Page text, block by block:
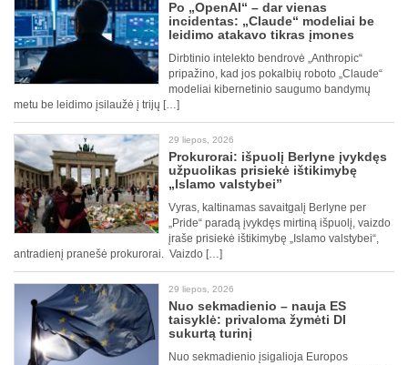
Po „OpenAI“ – dar vienas
incidentas: „Claude“ modeliai be
leidimo atakavo tikras įmones
Dirbtinio intelekto bendrovė „Anthropic“
pripažino, kad jos pokalbių roboto „Claude“
modeliai kibernetinio saugumo bandymų
metu be leidimo įsilaužė į trijų […]
29 liepos, 2026
Prokurorai: išpuolį Berlyne įvykdęs
užpuolikas prisiekė ištikimybę
„Islamo valstybei”
Vyras, kaltinamas savaitgalį Berlyne per
„Pride“ paradą įvykdęs mirtiną išpuolį, vaizdo
įraše prisiekė ištikimybę „Islamo valstybei“,
antradienį pranešė prokurorai. Vaizdo […]
29 liepos, 2026
Nuo sekmadienio – nauja ES
taisyklė: privaloma žymėti DI
sukurtą turinį
Nuo sekmadienio įsigalioja Europos